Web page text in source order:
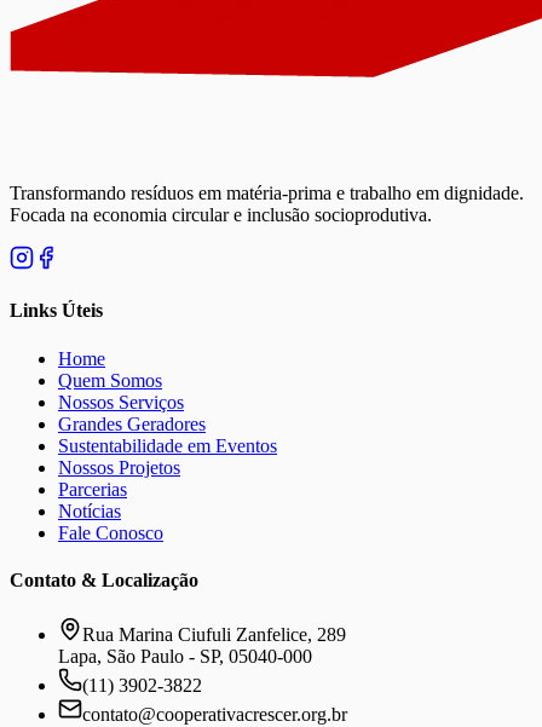
Transformando resíduos em matéria-prima e trabalho em dignidade.
Focada na economia circular e inclusão socioprodutiva.
Links Úteis
Home
Quem Somos
Nossos Serviços
Grandes Geradores
Sustentabilidade em Eventos
Nossos Projetos
Parcerias
Notícias
Fale Conosco
Contato & Localização
Rua Marina Ciufuli Zanfelice, 289
Lapa, São Paulo - SP, 05040-000
(11) 3902-3822
contato@cooperativacrescer.org.br